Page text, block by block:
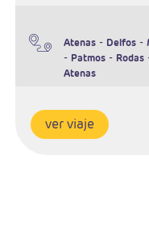
Atenas- Delfos-
- Patmos- Rodas
Atenas
ver viaje